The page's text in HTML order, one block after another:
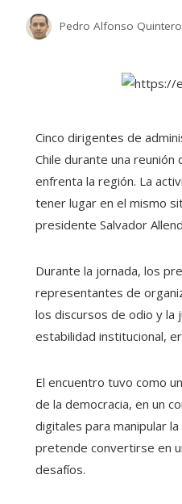
Pedro Alfonso Quintero
Cinco dirigentes de
Chile durante una
enfrenta la región. La
tener lugar en el mismo
presidente Salvador
Durante la jornada, los
representantes de
los discursos de odio y la
estabilidad institucional,
El encuentro tuvo como
de la democracia, en un
digitales para manipular
pretende convertirse en
desafíos.